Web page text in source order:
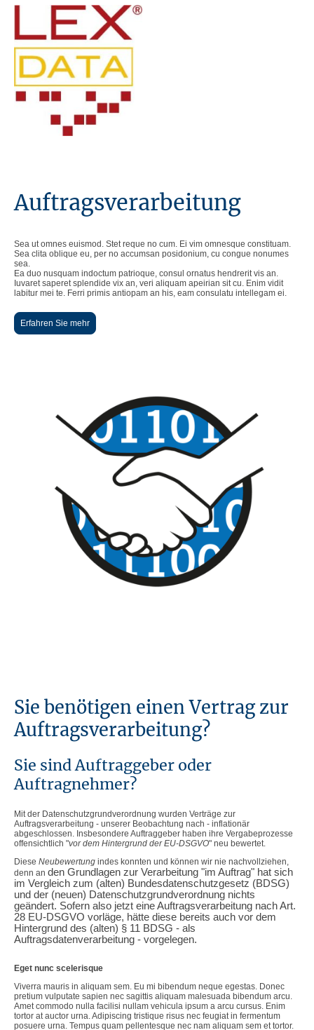
Auftragsverarbeitung
Sea ut omnes euismod. Stet reque no cum. Ei vim omnesque constituam.
Sea clita oblique eu, per no accumsan posidonium, cu congue nonumes
sea.
Ea duo nusquam indoctum patrioque, consul ornatus hendrerit vis an.
Iuvaret saperet splendide vix an, veri aliquam apeirian sit cu. Enim vidit
labitur mei te. Ferri primis antiopam an his, eam consulatu intellegam ei.
Erfahren Sie mehr
Sie benötigen einen Vertrag zur
Auftragsverarbeitung?
Sie sind Auftraggeber oder
Auftragnehmer?
Mit der Datenschutzgrundverordnung wurden Verträge zur
Auftragsverarbeitung - unserer Beobachtung nach - inflationär
abgeschlossen. Insbesondere Auftraggeber haben ihre Vergabeprozesse
offensichtlich "vor dem Hintergrund der EU-DSGVO" neu bewertet.
Diese Neubewertung indes konnten und können wir nie nachvollziehen,
denn an den Grundlagen zur Verarbeitung "im Auftrag" hat sich
im Vergleich zum (alten) Bundesdatenschutzgesetz (BDSG)
und der (neuen) Datenschutzgrundverordnung nichts
geändert. Sofern also jetzt eine Auftragsverarbeitung nach Art.
28 EU-DSGVO vorläge, hätte diese bereits auch vor dem
Hintergrund des (alten) § 11 BDSG - als
Auftragsdatenverarbeitung - vorgelegen.
Eget nunc scelerisque
Viverra mauris in aliquam sem. Eu mi bibendum neque egestas. Donec
pretium vulputate sapien nec sagittis aliquam malesuada bibendum arcu.
Amet commodo nulla facilisi nullam vehicula ipsum a arcu cursus. Enim
tortor at auctor urna. Adipiscing tristique risus nec feugiat in fermentum
posuere urna. Tempus quam pellentesque nec nam aliquam sem et tortor.